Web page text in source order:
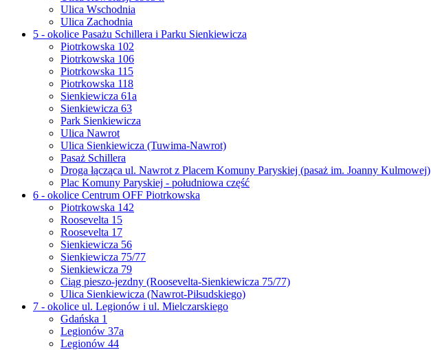
Ulica Wschodnia
Ulica Zachodnia
5 - okolice Pasażu Schillera i Parku Sienkiewicza
Piotrkowska 102
Piotrkowska 106
Piotrkowska 115
Piotrkowska 118
Sienkiewicza 61a
Sienkiewicza 63
Park Sienkiewicza
Ulica Nawrot
Ulica Sienkiewicza (Tuwima-Nawrot)
Pasaż Schillera
Droga łącząca ul. Nawrot z Placem Komuny Paryskiej (pasaż im. Joanny Kulmowej)
Plac Komuny Paryskiej - południowa część
6 - okolice Centrum OFF Piotrkowska
Piotrkowska 142
Roosevelta 15
Roosevelta 17
Sienkiewicza 56
Sienkiewicza 75/77
Sienkiewicza 79
Ciąg pieszo-jezdny (Roosevelta-Sienkiewicza 75/77)
Ulica Sienkiewicza (Nawrot-Piłsudskiego)
7 - okolice ul. Legionów i ul. Mielczarskiego
Gdańska 1
Legionów 37a
Legionów 44